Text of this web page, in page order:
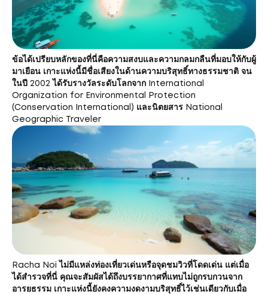
ข้อได้เปรียบหลักของที่นี่คือความสงบและความกลมกลืนที่มอบให้กับผู้
มาเยือน เกาะแห่งนี้มีชื่อเสียงในด้านความบริสุทธิ์ทางธรรมชาติ จน
ในปี 2002 ได้รับรางวัลระดับโลกจาก International
Organization for Environmental Protection
(Conservation International) และนิตยสาร National
Geographic Traveler
Racha Noi ไม่มีแหล่งท่องเที่ยวเด่นหรือจุดชมวิวที่โดดเด่น แต่เมื่อ
ได้สำรวจที่นี่ คุณจะสัมผัสได้ถึงบรรยากาศที่แทบไม่ถูกรบกวนจาก
อารยธรรม เกาะแห่งนี้ยังคงความงดงามบริสุทธิ์ไว้เช่นเดียวกับเมื่อ